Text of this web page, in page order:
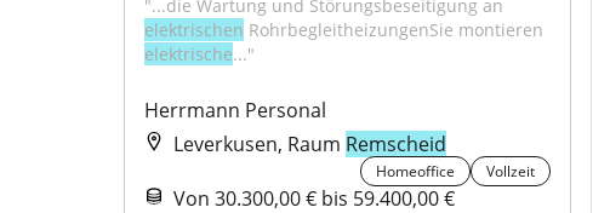
elektrischen
elektrische..."
Herrmann Personal
Leverkusen, Raum Remscheid
Homeoffice Vollzeit
Von 30.300,00 € bis 59.400,00 €